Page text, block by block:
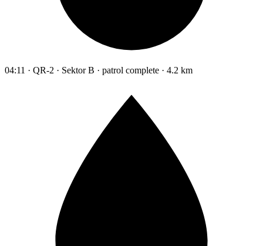
04:11 · QR-2 · Sektor B · patrol complete · 4.2 km